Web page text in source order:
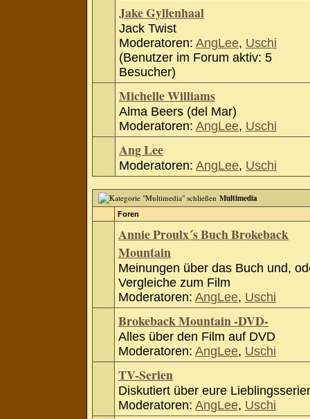
Jake Gyllenhaal
Jack Twist
Moderatoren: AngLee, Uschi
(Benutzer im Forum aktiv: 5
Besucher)
Michelle Williams
Alma Beers (del Mar)
Moderatoren: AngLee, Uschi
Ang Lee
Moderatoren: AngLee, Uschi
Multimedia
Foren
Annie Proulx´s Buch Brokeback
Mountain
Meinungen über das Buch und,
Vergleiche zum Film
Moderatoren: AngLee, Uschi
Brokeback Mountain -DVD-
Alles über den Film auf DVD
Moderatoren: AngLee, Uschi
TV-Serien
Diskutiert über eure
Moderatoren: AngLee, Uschi